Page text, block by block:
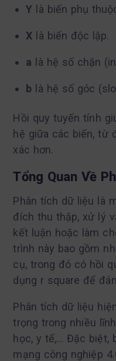
Y là biến phụ
X là biến độc lập.
a là hệ số chặn
b là hệ số góc
Hồi quy tuyến tính
hệ giữa các biến, từ
xác hơn.
Tổng Quan Về
Phân tích dữ liệu là
đích thu thập, xử lý
kết luận hoặc làm
trình này bao gồm
cụ, trong đó có hồi
dụng r square để
Phân tích dữ liệu
trọng trong nhiều
học, y tế,… Đặc biệt,
mạng công nghiệp